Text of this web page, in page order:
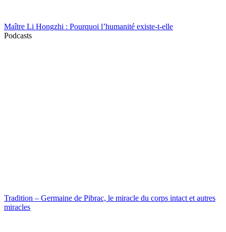
Maître Li Hongzhi : Pourquoi l’humanité existe-t-elle
Podcasts
Tradition – Germaine de Pibrac, le miracle du corps intact et autres
miracles